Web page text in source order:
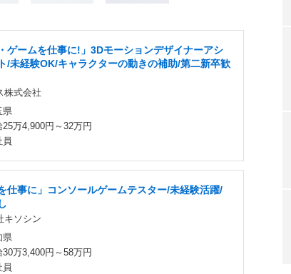
ゲームを仕事に!」3Dモーションデザイナーアシ
/未経験OK/キャラクターの動きの補助/第二新卒歓
株式会社
県
25万4,900円～32万円
員
仕事に」コンソールゲームテスター/未経験活躍/
キソシン
県
30万3,400円～58万円
員